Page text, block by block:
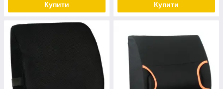
Купити Купити